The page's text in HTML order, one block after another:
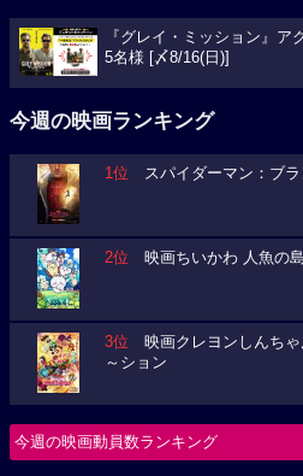
『グレイ・ミッション』ア
5名様 [〆8/16(日)]
今週の映画ランキング
1位 スパイダーマン：ブラ
2位 映画ちいかわ 人魚の
3位 映画クレヨンしんちゃ
～ション
今週の映画動員数ランキング